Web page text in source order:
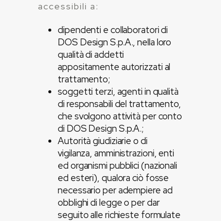
accessibili a:
dipendenti e collaboratori di
DOS Design S.p.A., nella loro
qualità di addetti
appositamente autorizzati al
trattamento;
soggetti terzi, agenti in qualità
di responsabili del trattamento,
che svolgono attività per conto
di DOS Design S.p.A.;
Autorità giudiziarie o di
vigilanza, amministrazioni, enti
ed organismi pubblici (nazionali
ed esteri), qualora ciò fosse
necessario per adempiere ad
obblighi di legge o per dar
seguito alle richieste formulate